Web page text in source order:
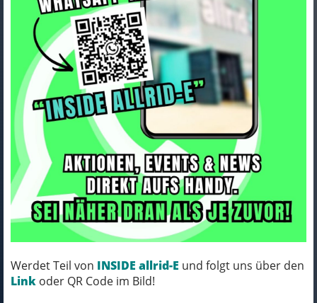
Werdet Teil von INSIDE allrid-E und folgt uns über den
Link oder QR Code im Bild!
101 Ergebnisse
Trek Bar Part Trek Speed Concept Mono
Extension Slider